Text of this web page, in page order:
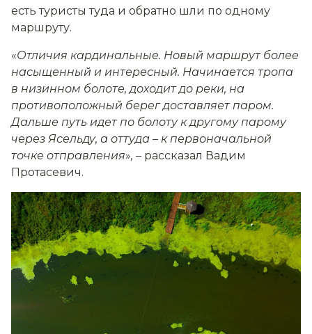
есть туристы туда и обратно шли по одному
маршруту.
«Отличия кардинальные. Новый маршрут более
насыщенный и интересный. Начинается тропа
в низинном болоте, доходит до реки, на
противоположный берег доставляет паром.
Дальше путь идет по болоту к другому парому
через Ясельду, а оттуда – к первоначальной
точке отправления», – рассказал Вадим
Протасевич.